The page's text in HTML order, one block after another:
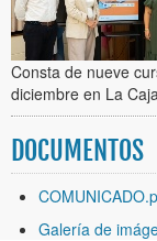
Consta de nueve
diciembre en La
DOCUMENTOS
Galería de